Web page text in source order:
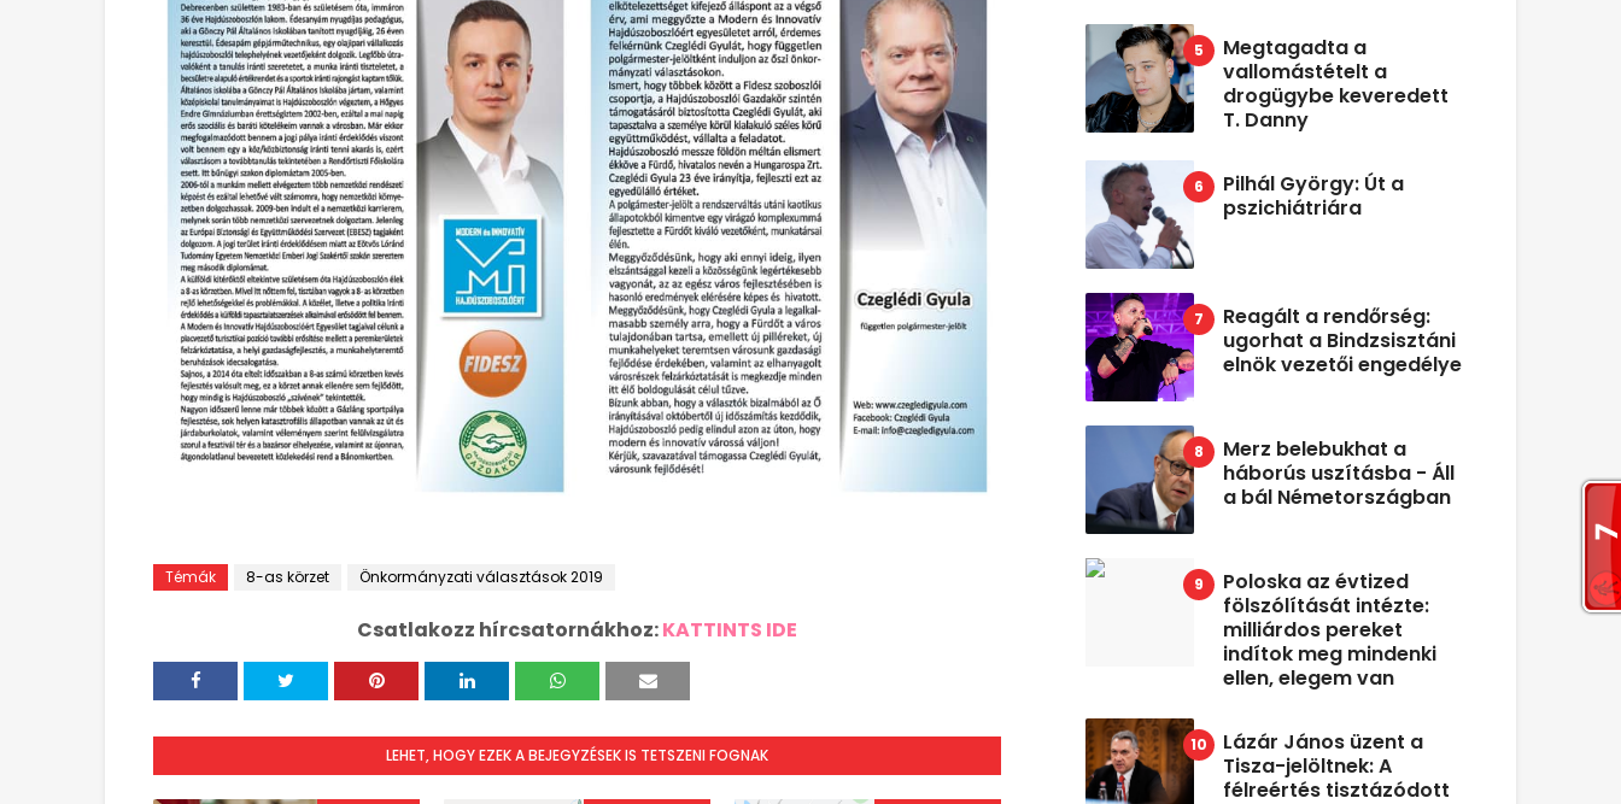
Témák 8-as körzet Önkormányzati választások 2019
Csatlakozz hírcsatornákhoz:KATTINTS IDE
LEHET, HOGY EZEK A BEJEGYZÉSEK IS TETSZENI FOGNAK
Megtagadta a
vallomástételt a
drogügybe keveredett
T. Danny
Pilhál György: Út a
pszichiátriára
Reagált a rendőrség:
ugorhat a Bindzsisztáni
elnök vezetői engedélye
Merz belebukhat a
háborús uszításba - Áll
a bál Németországban
Poloska az évtized
fölszólítását intézte:
milliárdos pereket
indítok meg mindenki
ellen, elegem van
Lázár János üzent a
Tisza-jelöltnek: A
félreértés tisztázódott